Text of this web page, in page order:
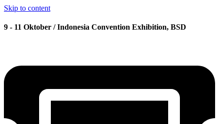
Skip to content
9 - 11 Oktober / Indonesia Convention Exhibition, BSD